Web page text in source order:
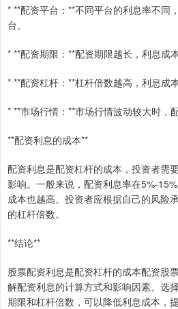
* **配资平台：**不同平台的利息率不同
台。
* **配资期限：**配资期限越长，利息成本
* **配资杠杆：**杠杆倍数越高，利息成本
* **市场行情：**市场行情波动较大时，
**配资利息的成本**
配资利息是配资杠杆的成本，投资者需
影响。一般来说，配资利息率在5%-
成本也越高。投资者应根据自己的风险
的杠杆倍数。
**结论**
股票配资利息是配资杠杆的成本配资股
解配资利息的计算方式和影响因素。选
期限和杠杆倍数，可以降低利息成本，